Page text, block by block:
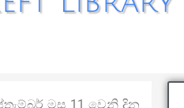
මස 11 වෙනි දින